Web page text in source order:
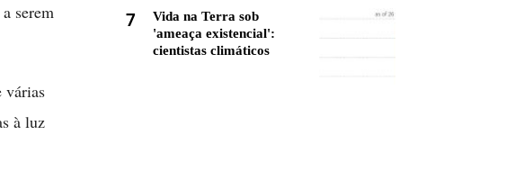
serem
várias
à luz
7
Vida na Terra sob
'ameaça existencial':
cientistas climáticos